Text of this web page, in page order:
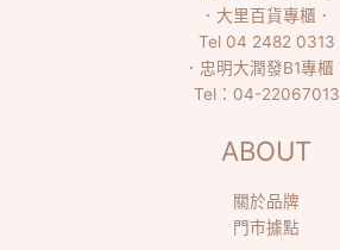
． 大里百貨專櫃 ．
Tel 04 2482 0313
． 忠明大潤發B1專櫃
Tel： 04-22067013
ABOUT
關於品牌
門市據點